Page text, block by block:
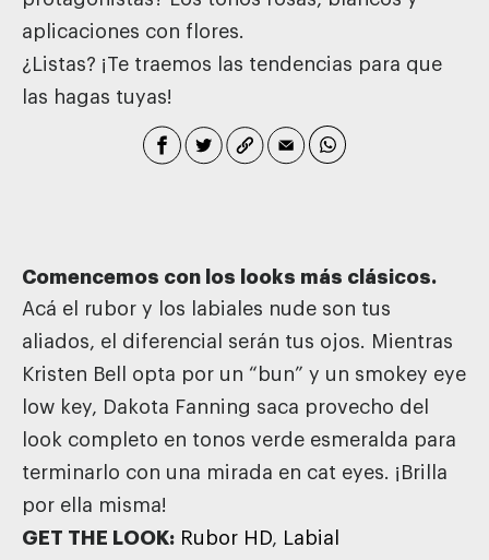
aplicaciones con flores.
¿Listas? ¡Te traemos las tendencias para que
las hagas tuyas!
Comencemos con los looks más clásicos.
Acá el rubor y los labiales nude son tus
aliados, el diferencial serán tus ojos. Mientras
Kristen Bell opta por un “bun” y un smokey eye
low key, Dakota Fanning saca provecho del
look completo en tonos verde esmeralda para
terminarlo con una mirada en cat eyes. ¡Brilla
por ella misma!
GET THE LOOK: Rubor HD, Labial